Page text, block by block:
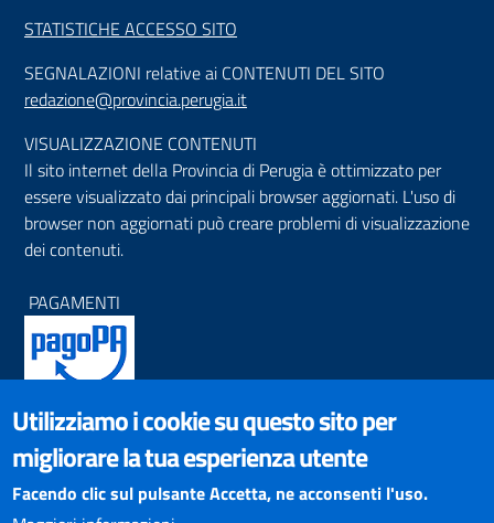
STATISTICHE ACCESSO SITO
SEGNALAZIONI relative ai CONTENUTI DEL SITO
redazione@provincia.perugia.it
VISUALIZZAZIONE CONTENUTI
Il sito internet della Provincia di Perugia è ottimizzato per
essere visualizzato dai principali browser aggiornati. L'uso di
browser non aggiornati può creare problemi di visualizzazione
dei contenuti.
PAGAMENTI
SOCIAL NETWORKS
Pagina Facebook
Profilo Instagram
Canale YouTube
Utilizziamo i cookie su questo sito per
migliorare la tua esperienza utente
Facendo clic sul pulsante Accetta, ne acconsenti l'uso.